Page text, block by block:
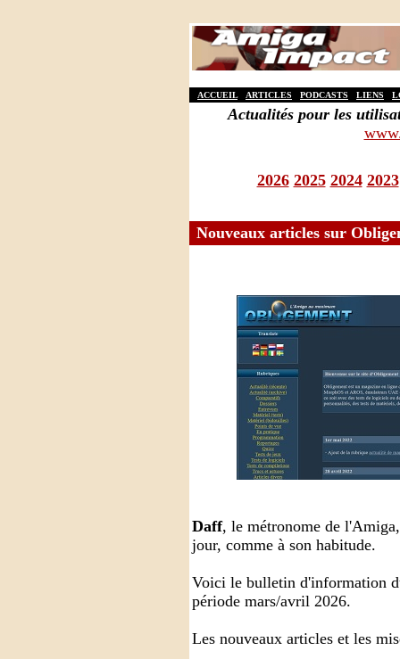
ACCUEIL ARTICLES PODCASTS LIENS
Actualités pour les
2026 2025 2024 2023
Nouveaux articles sur
Daff, le métronome de
jour, comme à son habitude.
Voici le bulletin d'information
période mars/avril 2026.
Les nouveaux articles et les